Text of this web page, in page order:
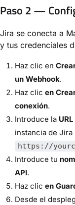
Paso 2 —
Jira se conecta a
y tus credenciales
Haz clic en
un Webhook.
Haz clic en
conexión.
Introduce la
instancia de Jira
https://
Introduce tu
API.
Haz clic en
Desde el